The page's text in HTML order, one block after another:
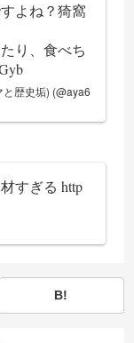
よね？猗窩
り、食べち
歴史垢) (@aya6
すぎるhttp
B!